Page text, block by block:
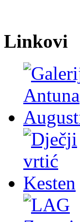
Linkovi